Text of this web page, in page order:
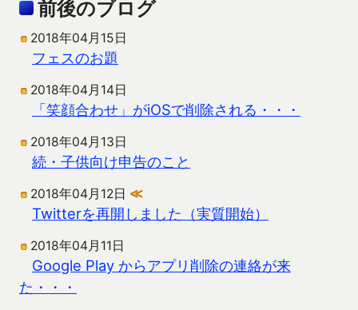
前後のブログ
2018年04月15日
フェスのお題
2018年04月14日
「笑顔合わせ」がiOSで削除される・・・
2018年04月13日
続・子供向け申告のこと
2018年04月12日 ≪
Twitterを再開しました（実質開始）
2018年04月11日
Google Play からアプリ削除の連絡が来
た・・・